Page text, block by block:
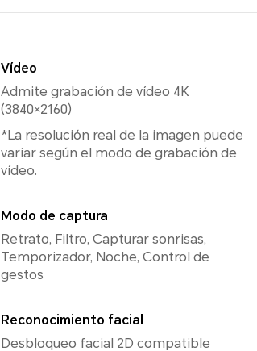
Vídeo
Admite grabación de vídeo 4K
(3840×2160)
*La resolución real de la imagen puede
variar según el modo de grabación de
vídeo.
Modo de captura
Retrato, Filtro, Capturar sonrisas,
Temporizador, Noche, Control de
gestos
Reconocimiento facial
Desbloqueo facial 2D compatible